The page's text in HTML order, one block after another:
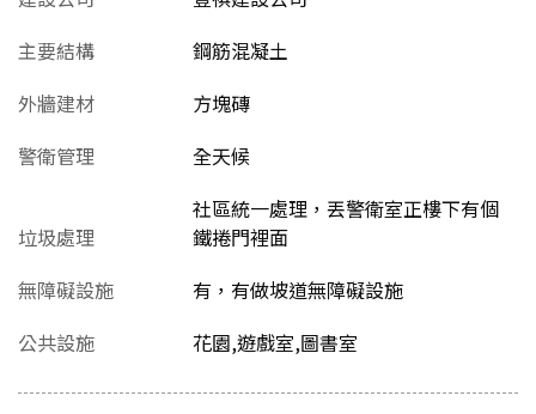
主要結構
鋼筋混凝土
外牆建材
方塊磚
警衛管理
全天候
垃圾處理
社區統一處理，丟警衛室正樓下有個
鐵捲門裡面
無障礙設施
有，有做坡道無障礙設施
公共設施
花園,遊戲室,圖書室